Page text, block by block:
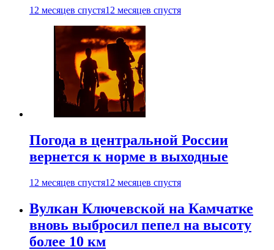
12 месяцев спустя12 месяцев спустя
Погода в центральной России
вернется к норме в выходные
12 месяцев спустя12 месяцев спустя
Вулкан Ключевской на Камчатке
вновь выбросил пепел на высоту
более 10 км